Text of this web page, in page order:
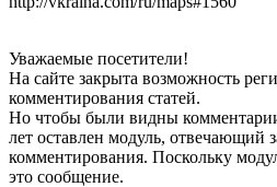
Уважаемые посетители!
На сайте закрыта возможность
комментирования статей.
Но чтобы были видны
лет оставлен модуль, отвечающий
комментирования. Поскольку
это сообщение.